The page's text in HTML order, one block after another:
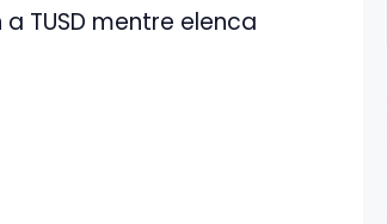
TUSD mentre elenca